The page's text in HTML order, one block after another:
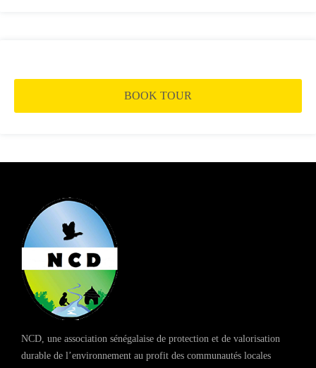
BOOK TOUR
NCD, une association sénégalaise de protection et de valorisation
durable de l’environnement au profit des communautés locales